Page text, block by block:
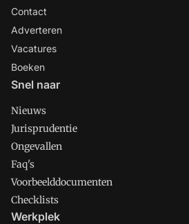
Contact
Adverteren
Vacatures
Boeken
Snel naar
Nieuws
Jurisprudentie
Ongevallen
Faq's
Voorbeelddocumenten
Checklists
Werkplek